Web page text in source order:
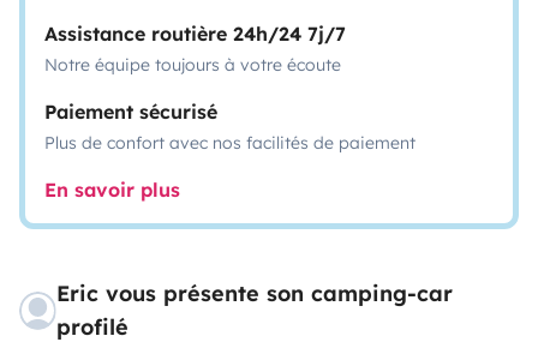
Assistance routière 24h/24 7j/7
Notre équipe toujours à votre écoute
Paiement sécurisé
Plus de confort avec nos facilités de paiement
En savoir plus
Eric vous présente son camping-car
profilé